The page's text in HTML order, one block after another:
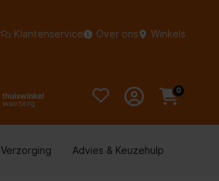
Klantenservice Over ons Winkels
0
Verzorging Advies & Keuzehulp